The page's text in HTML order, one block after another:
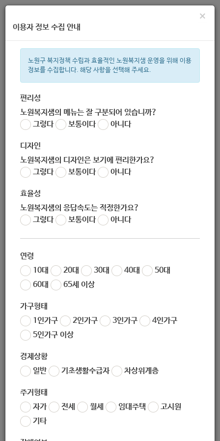
주간 인기검색어
한눈으로 보는 복지 정보
×
이용자 정보 수집 안내
노원구 복지정책 수립과 효율적인 노원복지샘 운영을 위해 이용
정보를 수집합니다. 해당 사항을 선택해 주세요.
편리성
노원복지샘의 메뉴는 잘 구분되어 있습니까?
그렇다
보통이다 아니다
디자인
노원복지샘의 디자인은 보기에 편리한가요?
그렇다
보통이다 아니다
효율성
노원복지샘의 응답속도는 적정한가요?
그렇다
보통이다 아니다
연령
10대
20대 30대 40대
50대
60대
65세 이상
가구형태
1인가구
2인가구 3인가구
4인가구
5인가구 이상
경제상황
일반
기초생활수급자 차상위계층
주거형태
자가
전세 월세 임대주택
고시원
기타
[평화종합사회복지관] 장애인 인식 개선 사업 '세바시' 참여자 모
작성자 노원 복지샘
작성일 2020-08-18 09:29
좋아요0 싫어요
목록보기